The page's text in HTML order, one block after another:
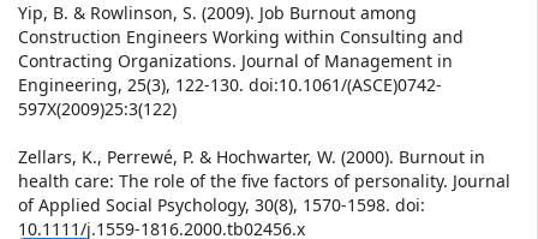
Yip, B. & Rowlinson, S. (2009). Job Burnout among
Construction Engineers Working within Consulting and
Contracting Organizations. Journal of Management in
Engineering, 25(3), 122-130. doi:10.1061/(ASCE)0742-
597X(2009)25:3(122)
Zellars, K., Perrewé, P. & Hochwarter, W. (2000). Burnout in
health care: The role of the five factors of personality. Journal
of Applied Social Psychology, 30(8), 1570-1598. doi:
10.1111/j.1559-1816.2000.tb02456.x